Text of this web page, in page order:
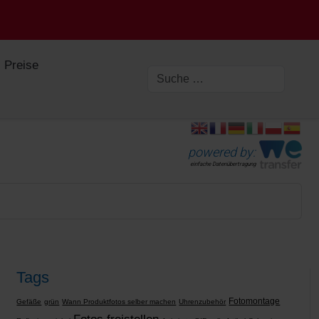
Preise
powered by:
einfache Datenübertragung
Tags
Gefäße grün Wann Produktfotos selber machen Uhrenzubehör Fotomontage